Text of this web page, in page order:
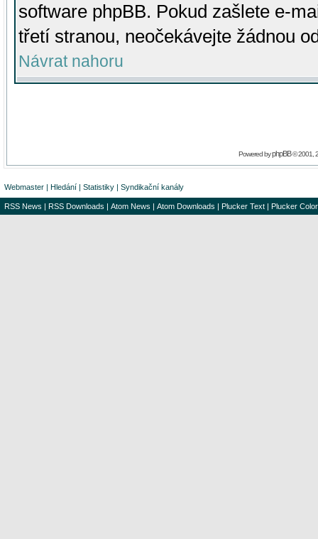
software phpBB. Pokud zašlete e-
třetí stranou, neočekávejte žádnou
Návrat nahoru
Powered byphpBB© 2001,
Webmaster | Hledání | Statistiky | Syndikační kanály
RSS News | RSS Downloads | Atom News | Atom Downloads | Plucker Text | Plucker Color